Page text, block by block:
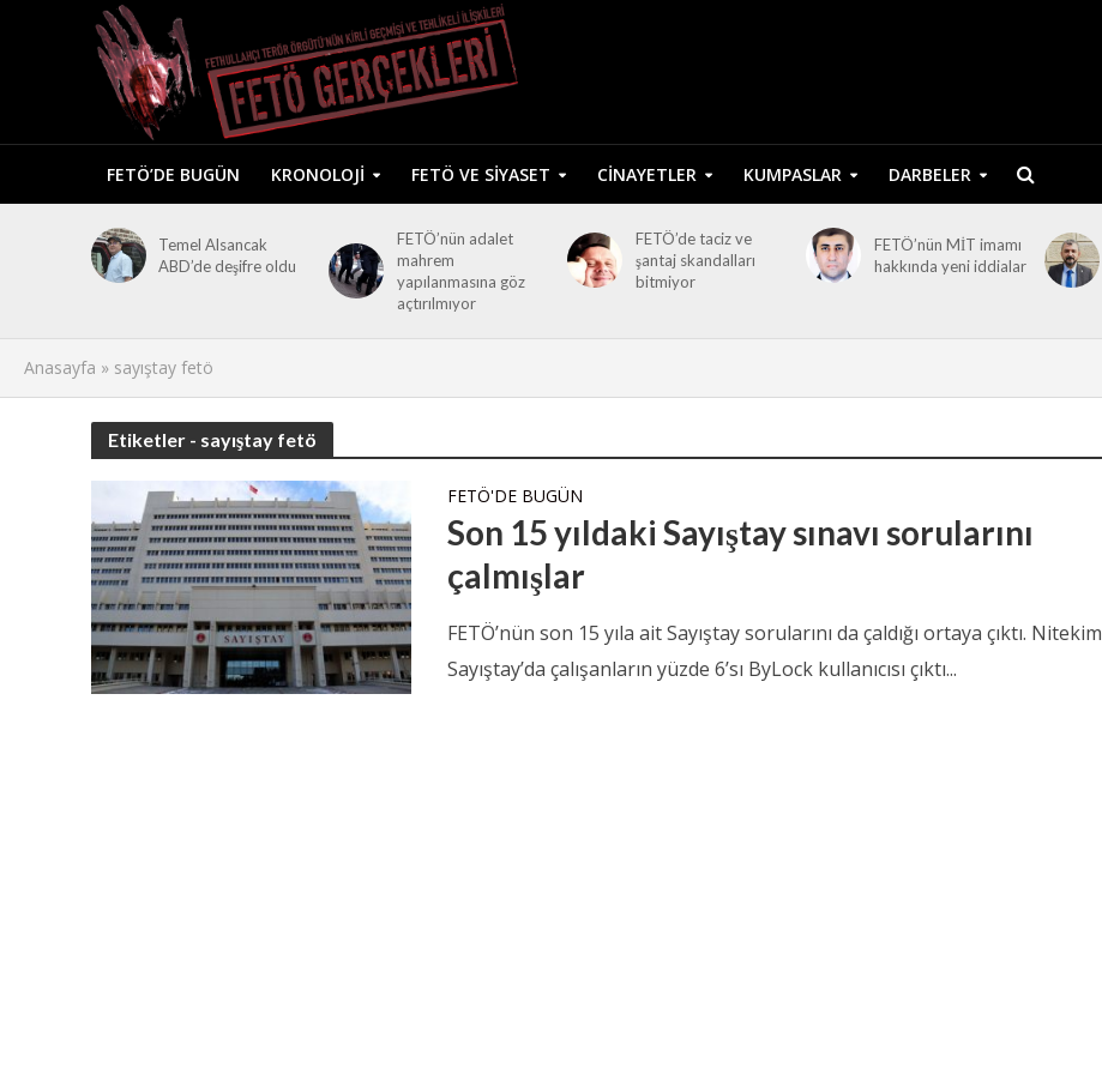
FETÖ’DE BUGÜN KRONOLOJI FETÖ VE SIYASET CINAYETLER KUMPASLAR DARBELER
Temel Alsancak
ABD’de deşifre oldu
FETÖ’nün adalet
mahrem
yapılanmasına göz
açtırılmıyor
FETÖ’de taciz ve
şantaj skandalları
bitmiyor
FETÖ’nün MİT imamı
hakkında yeni iddialar
Anasayfa » sayıştay fetö
Etiketler - sayıştay fetö
FETÖ'DE BUGÜN
Son 15 yıldaki Sayıştay sınavı sorularını
çalmışlar
FETÖ’nün son 15 yıla ait Sayıştay sorularını da çaldığı ortaya çıktı. Nitekim
Sayıştay’da çalışanların yüzde 6’sı ByLock kullanıcısı çıktı...